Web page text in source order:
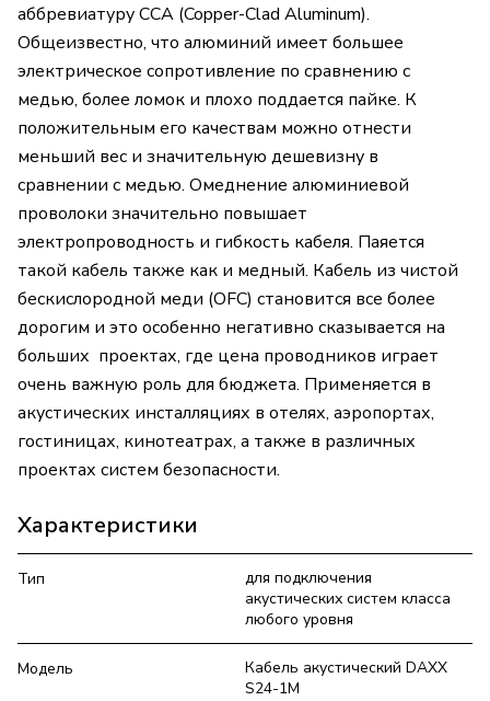
аббревиатуру CCA (Copper-Clad Aluminum).
Общеизвестно, что алюминий имеет большее
электрическое сопротивление по сравнению с
медью, более ломок и плохо поддается пайке. К
положительным его качествам можно отнести
меньший вес и значительную дешевизну в
сравнении с медью. Омеднение алюминиевой
проволоки значительно повышает
электропроводность и гибкость кабеля. Паяется
такой кабель также как и медный. Кабель из чистой
бескислородной меди (OFC) становится все более
дорогим и это особенно негативно сказывается на
больших проектах, где цена проводников играет
очень важную роль для бюджета. Применяется в
акустических инсталляциях в отелях, аэропортах,
гостиницах, кинотеатрах, а также в различных
проектах систем безопасности.
Характеристики
Тип
для подключения
акустических систем класса
любого уровня
Модель
Кабель акустический DAXX
S24-1M